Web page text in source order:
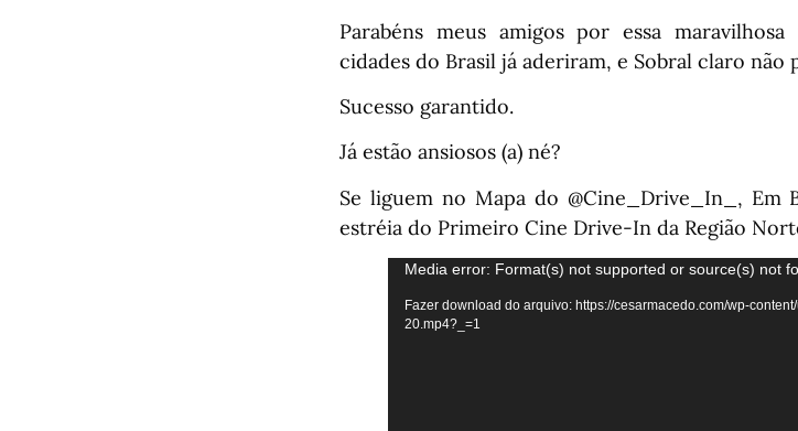
Parabéns meus amigos por essa
cidades do Brasil já aderiram, e Sobral claro não
Sucesso garantido.
Já estão ansiosos (a) né?
Se liguem no Mapa do @Cine_Drive_In_, Em
estréia do Primeiro Cine Drive-In da Região
de
Media error: Format(s) not supported or source(s) not
Fazer download do arquivo: https://cesarmacedo.com/wp-
20.mp4?_=1